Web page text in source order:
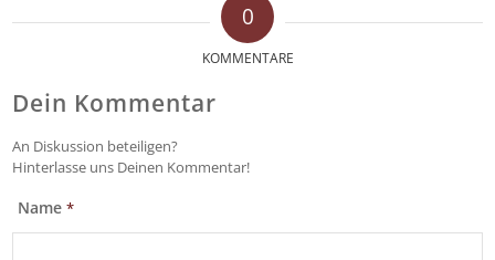
0
KOMMENTARE
Dein Kommentar
An Diskussion beteiligen?
Hinterlasse uns Deinen Kommentar!
Name*